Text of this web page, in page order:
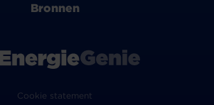
Bronnen
Cookie statement